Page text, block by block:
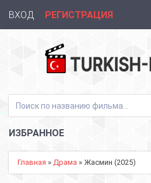
ВХОД РЕГИСТРАЦИЯ
ИЗБРАННОЕ
Главная » Драма » Жасмин (2025)